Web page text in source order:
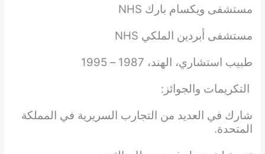
مستشفى ويكسام بارك NHS
مستشفى أبردين الملكي NHS
طبيب استشاري، الهند، 1987 – 1995
التكريمات والجوائز:
شارك في العديد من التجارب السريرية في المملكة
المتحدة.